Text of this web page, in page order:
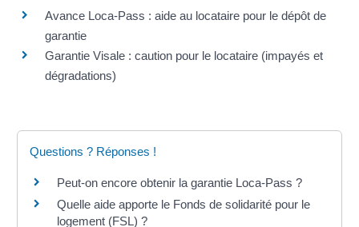
Avance Loca-Pass : aide au locataire pour le dépôt de
garantie
Garantie Visale : caution pour le locataire (impayés et
dégradations)
Questions ? Réponses !
Peut-on encore obtenir la garantie Loca-Pass ?
Quelle aide apporte le Fonds de solidarité pour le
logement (FSL) ?